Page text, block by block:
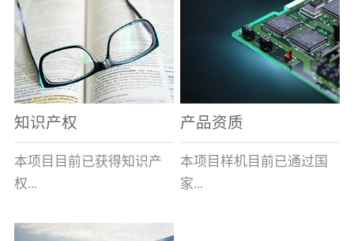
超过105℃。型号说明
（注：在额定电流后加/S
表示带熔断指示及信号输
出功能,在S后加/H数字表
示适用于高海拔产品,即H1
表示大于1000米小于等于
米小于等于3000米，H3表
示大于3000米小于等于
能源，越来越受到世界各
国的重视。其蕴量巨大，
全球的风能约为
2.74×109MW，其中可...
不竭的可再生能源，具有
充分的清洁性、绝对的安
全性、相对的广泛性、确
实的长寿命和免维护性、
资源的充...
知识产权
本项目目前已获得知识产
权...
产品资质
本项目样机目前已通过国
家...